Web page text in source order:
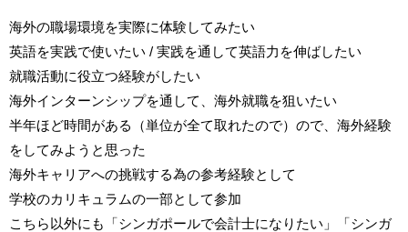
海外の職場環境を実際に体験してみたい
英語を実践で使いたい / 実践を通して英語力を伸ばしたい
就職活動に役立つ経験がしたい
海外インターンシップを通して、海外就職を狙いたい
半年ほど時間がある（単位が全て取れたので）ので、海外経験
をしてみようと思った
海外キャリアへの挑戦する為の参考経験として
学校のカリキュラムの一部として参加
こちら以外にも「シンガポールで会計士になりたい」「シンガ